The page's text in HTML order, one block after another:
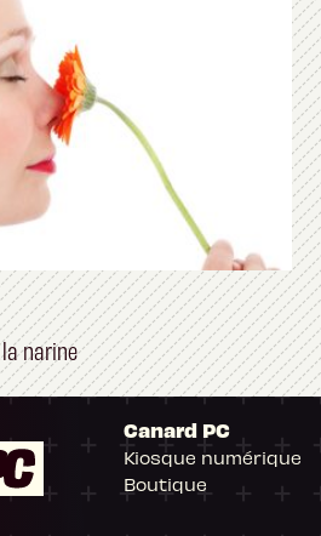
la narine
Canard PC
Kiosque numérique
Boutique